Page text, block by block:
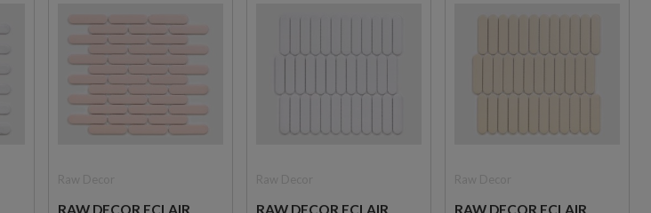
RAW DECOR ECLAIR
RAW DECOR ECLAIR
RAW DECOR ECLAIR